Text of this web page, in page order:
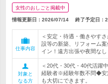
女性のおしごと掲載中
情報更新日：2026/07/14 終了予定日：
仕事内容
＜安定・待遇・働きやす
設等の新築、リフォーム
イン！遠方出張や夜間なし
対象と
なる方
＜20代・30代・40代活躍
経験者※経験年数不問◆安
も大切にできます。